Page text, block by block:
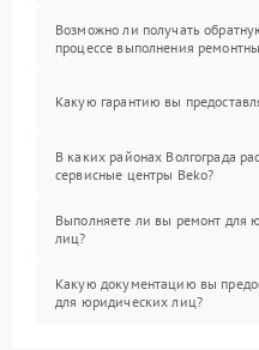
Возможно ли получать
процессе выполнения
Какую гарантию вы
В каких районах Волгограда
сервисные центры Beko?
Выполняете ли вы ремонт для
лиц?
Какую документацию вы
для юридических лиц?